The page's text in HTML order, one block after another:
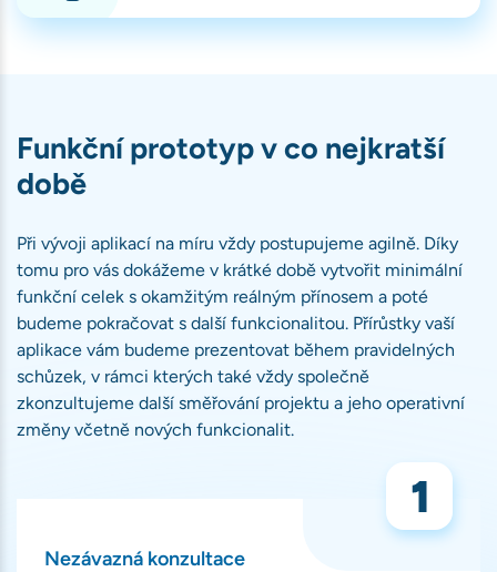
Funkční prototyp v co nejkratší
době
Při vývoji aplikací na míru vždy postupujeme agilně. Díky
tomu pro vás dokážeme v krátké době vytvořit minimální
funkční celek s okamžitým reálným přínosem a poté
budeme pokračovat s další funkcionalitou. Přírůstky vaší
aplikace vám budeme prezentovat během pravidelných
schůzek, v rámci kterých také vždy společně
zkonzultujeme další směřování projektu a jeho operativní
změny včetně nových funkcionalit.
Nezávazná konzultace